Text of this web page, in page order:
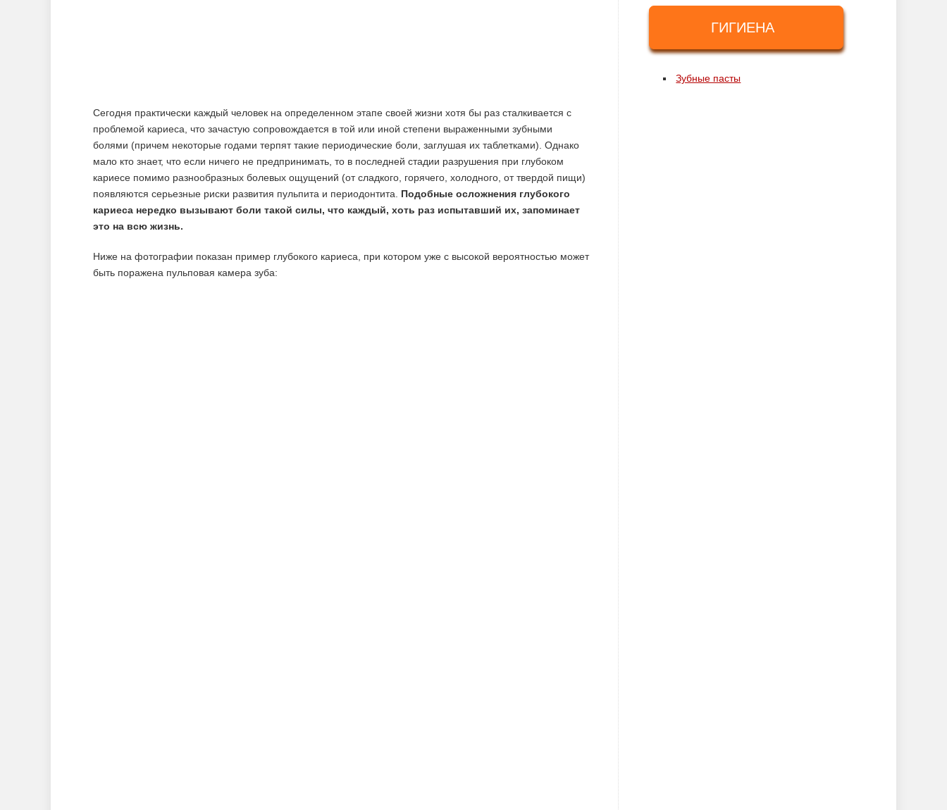
Сегодня практически каждый человек на определенном этапе своей жизни хотя бы раз сталкивается с
проблемой кариеса, что зачастую сопровождается в той или иной степени выраженными зубными
болями (причем некоторые годами терпят такие периодические боли, заглушая их таблетками). Однако
мало кто знает, что если ничего не предпринимать, то в последней стадии разрушения при глубоком
кариесе помимо разнообразных болевых ощущений (от сладкого, горячего, холодного, от твердой пищи)
появляются серьезные риски развития пульпита и периодонтита. Подобные осложнения глубокого
кариеса нередко вызывают боли такой силы, что каждый, хоть раз испытавший их, запоминает
это на всю жизнь.
Ниже на фотографии показан пример глубокого кариеса, при котором уже с высокой вероятностью может
быть поражена пульповая камера зуба:
ГИГИЕНА
Зубные пасты